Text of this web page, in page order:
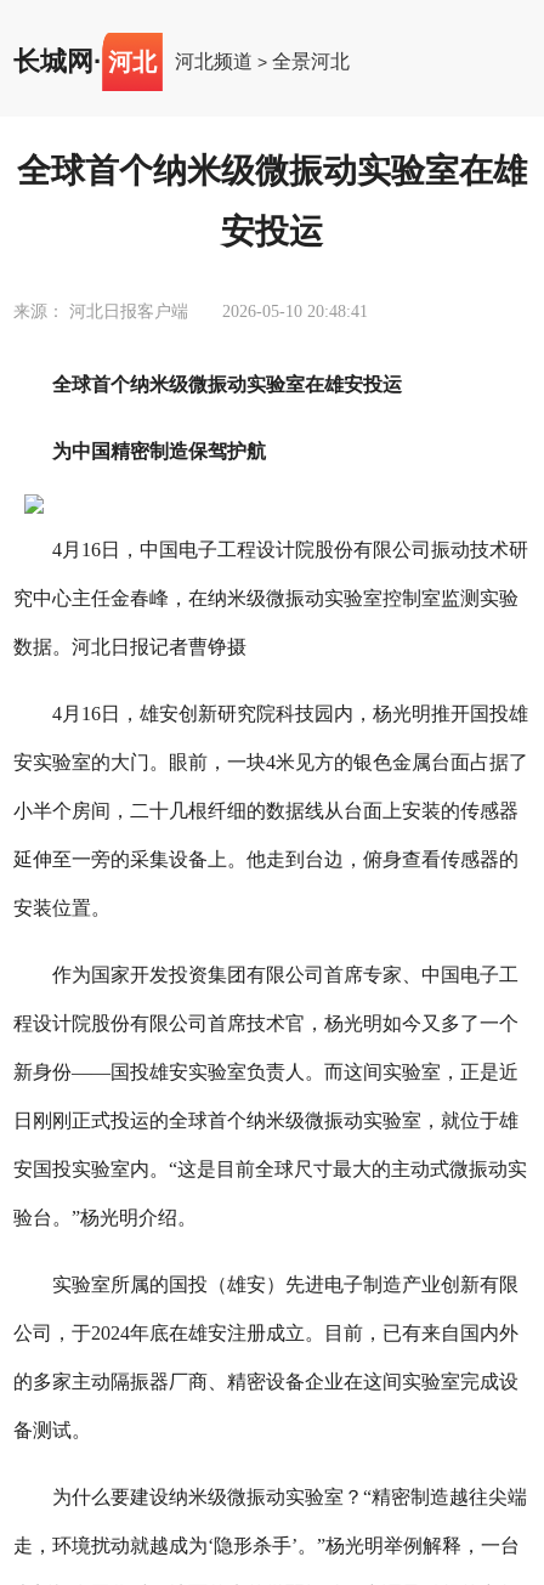
长城网 · 河北 河北频道 >全景河北
全球首个纳米级微振动实验室在雄
安投运
来源： 河北日报客户端 2026-05-10 20:48:41
全球首个纳米级微振动实验室在雄安投运
为中国精密制造保驾护航
4月16日，中国电子工程设计院股份有限公司振动技术研
究中心主任金春峰，在纳米级微振动实验室控制室监测实验
数据。河北日报记者曹铮摄
4月16日，雄安创新研究院科技园内，杨光明推开国投雄
安实验室的大门。眼前，一块4米见方的银色金属台面占据了
小半个房间，二十几根纤细的数据线从台面上安装的传感器
延伸至一旁的采集设备上。他走到台边，俯身查看传感器的
安装位置。
作为国家开发投资集团有限公司首席专家、中国电子工
程设计院股份有限公司首席技术官，杨光明如今又多了一个
新身份——国投雄安实验室负责人。而这间实验室，正是近
日刚刚正式投运的全球首个纳米级微振动实验室，就位于雄
安国投实验室内。“这是目前全球尺寸最大的主动式微振动实
验台。”杨光明介绍。
实验室所属的国投（雄安）先进电子制造产业创新有限
公司，于2024年底在雄安注册成立。目前，已有来自国内外
的多家主动隔振器厂商、精密设备企业在这间实验室完成设
备测试。
为什么要建设纳米级微振动实验室？“精密制造越往尖端
走，环境扰动就越成为‘隐形杀手’。”杨光明举例解释，一台